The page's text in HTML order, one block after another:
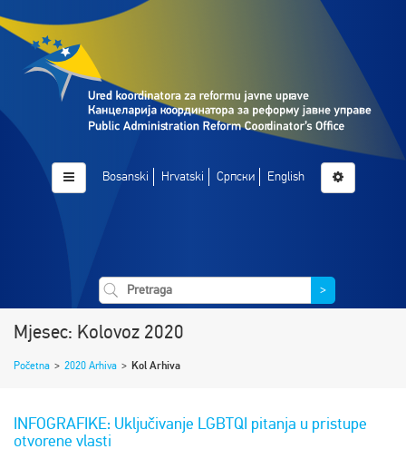
Bosanski Hrvatski Српски English
>
Mjesec: Kolovoz 2020
Početna > 2020 Arhiva > Kol Arhiva
INFOGRAFIKE: Uključivanje LGBTQI pitanja u pristupe
otvorene vlasti